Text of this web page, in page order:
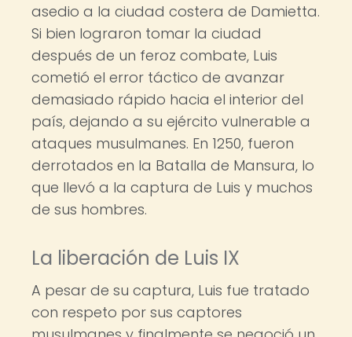
asedio a la ciudad costera de Damietta.
Si bien lograron tomar la ciudad
después de un feroz combate, Luis
cometió el error táctico de avanzar
demasiado rápido hacia el interior del
país, dejando a su ejército vulnerable a
ataques musulmanes. En 1250, fueron
derrotados en la Batalla de Mansura, lo
que llevó a la captura de Luis y muchos
de sus hombres.
La liberación de Luis IX
A pesar de su captura, Luis fue tratado
con respeto por sus captores